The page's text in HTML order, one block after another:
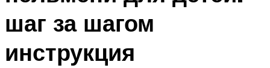
шаг за шагом
инструкция